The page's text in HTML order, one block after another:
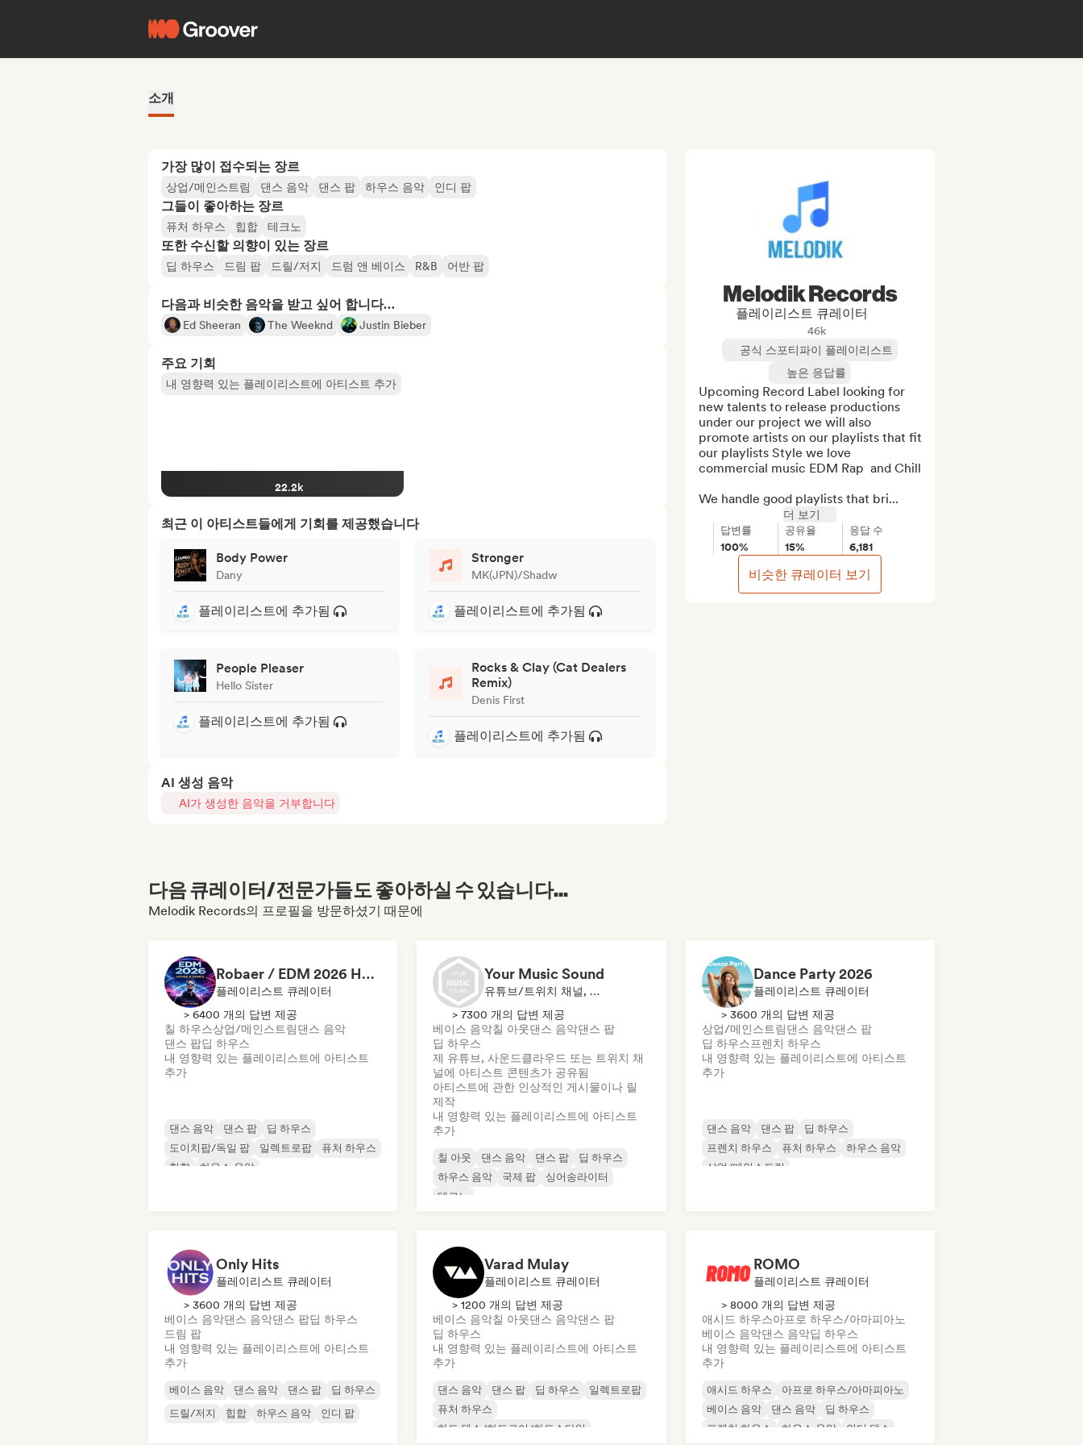
소개
가장 많이 접수되는 장르
상업/메인스트림 댄스 음악 댄스 팝 하우스 음악 인디 팝
그들이 좋아하는 장르
퓨처 하우스 힙합 테크노
또한 수신할 의향이 있는 장르
딥 하우스 드림 팝 드릴/저지 드럼 앤 베이스 R&B 어반 팝
다음과 비슷한 음악을 받고 싶어 합니다…
Ed Sheeran The Weeknd Justin Bieber
주요 기회
내 영향력 있는 플레이리스트에 아티스트 추가
22.2k
최근 이 아티스트들에게 기회를 제공했습니다
Body Power
Dany
플레이리스트에 추가됨
Stronger
MK(JPN)/Shadw
플레이리스트에 추가됨
People Pleaser
Hello Sister
플레이리스트에 추가됨
Rocks & Clay (Cat Dealers
Remix)
Denis First
플레이리스트에 추가됨
AI 생성 음악
AI가 생성한 음악을 거부합니다
Melodik Records
플레이리스트 큐레이터
46k
공식 스포티파이 플레이리스트
높은 응답률
Upcoming Record Label looking for
new talents to release productions
under our project we will also
promote artists on our playlists that fit
our playlists Style we love
commercial music EDM Rap  and Chill
We handle good playlists that bri...
더 보기
답변률
100%
공유율
15%
응답 수
6,181
비슷한 큐레이터 보기
다음 큐레이터/전문가들도 좋아하실 수 있습니다...
Melodik Records의 프로필을 방문하셨기 때문에
Robaer / EDM 2026 House & Dance by bigFM nitroX
플레이리스트 큐레이터
> 6400 개의 답변 제공
칠 하우스상업/메인스트림댄스 음악
댄스 팝딥 하우스
내 영향력 있는 플레이리스트에 아티스트
추가
댄스 음악 댄스 팝
딥 하우스
도이치팝/독일 팝
일렉트로팝
퓨처 하우스
힙합
하우스 음악
Your Music Sound
유튜브/트위치 채널, 플레이리스트 큐레이터, 소셜 미디어 인플루언서
> 7300 개의 답변 제공
베이스 음악칠 아웃댄스 음악댄스 팝
딥 하우스
제 유튜브, 사운드클라우드 또는 트위치 채
널에 아티스트 콘텐츠가 공유됨
아티스트에 관한 인상적인 게시물이나 릴
제작
내 영향력 있는 플레이리스트에 아티스트
추가
칠 아웃 댄스 음악 댄스 팝
딥 하우스
하우스 음악
국제 팝
싱어송라이터
테크노
Dance Party 2026
플레이리스트 큐레이터
> 3600 개의 답변 제공
상업/메인스트림댄스 음악댄스 팝
딥 하우스프렌치 하우스
내 영향력 있는 플레이리스트에 아티스트
추가
댄스 음악 댄스 팝
딥 하우스
프렌치 하우스
퓨처 하우스
하우스 음악
상업/메인스트림
Only Hits
플레이리스트 큐레이터
> 3600 개의 답변 제공
베이스 음악댄스 음악댄스 팝딥 하우스
드림 팝
내 영향력 있는 플레이리스트에 아티스트
추가
베이스 음악 댄스 음악 댄스 팝
딥 하우스
드릴/저지
힙합 하우스 음악 인디 팝
Varad Mulay
플레이리스트 큐레이터
> 1200 개의 답변 제공
베이스 음악칠 아웃댄스 음악댄스 팝
딥 하우스
내 영향력 있는 플레이리스트에 아티스트
추가
댄스 음악 댄스 팝 딥 하우스
일렉트로팝
퓨처 하우스
하드 댄스/하드코어/하드스타일
ROMO
플레이리스트 큐레이터
> 8000 개의 답변 제공
애시드 하우스아프로 하우스/아마피아노
베이스 음악댄스 음악딥 하우스
내 영향력 있는 플레이리스트에 아티스트
추가
애시드 하우스
아프로 하우스/아마피아노
베이스 음악
댄스 음악
딥 하우스
프렌치 하우스
하우스 음악 인디 댄스